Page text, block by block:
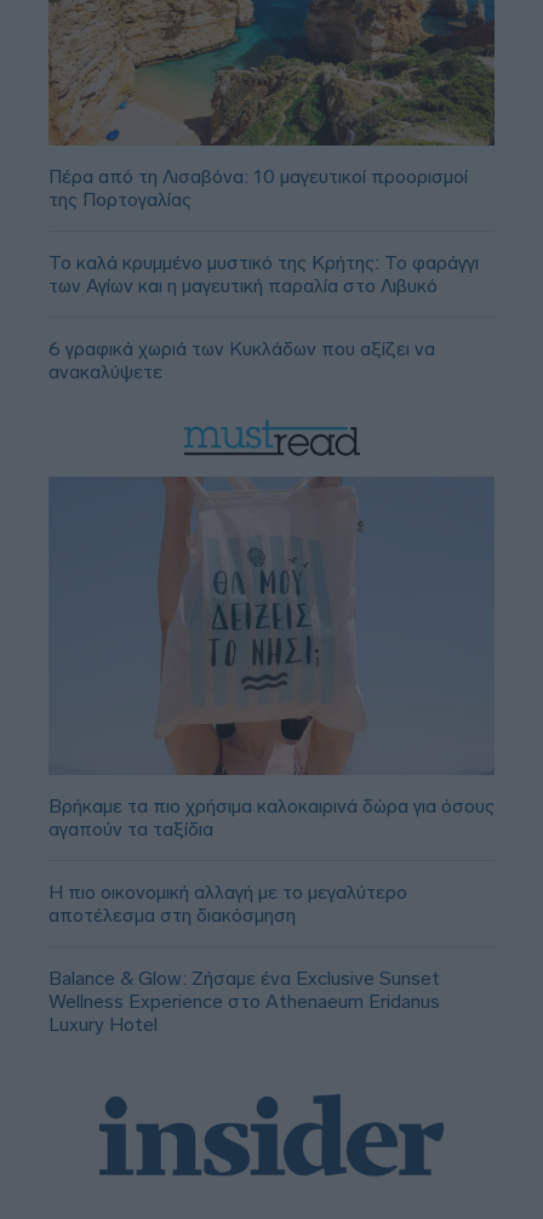
Πέρα από τη Λισαβόνα: 10 μαγευτικοί προορισμοί
της Πορτογαλίας
Το καλά κρυμμένο μυστικό της Κρήτης: Το φαράγγι
των Αγίων και η μαγευτική παραλία στο Λιβυκό
6 γραφικά χωριά των Κυκλάδων που αξίζει να
ανακαλύψετε
Βρήκαμε τα πιο χρήσιμα καλοκαιρινά δώρα για όσους
αγαπούν τα ταξίδια
Η πιο οικονομική αλλαγή με το μεγαλύτερο
αποτέλεσμα στη διακόσμηση
Balance & Glow: Ζήσαμε ένα Exclusive Sunset
Wellness Experience στο Athenaeum Eridanus
Luxury Hotel